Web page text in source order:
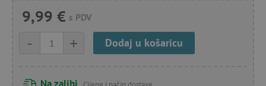
9,99 € s PDV
+
- Dodaj u košaricu
Na zalihi